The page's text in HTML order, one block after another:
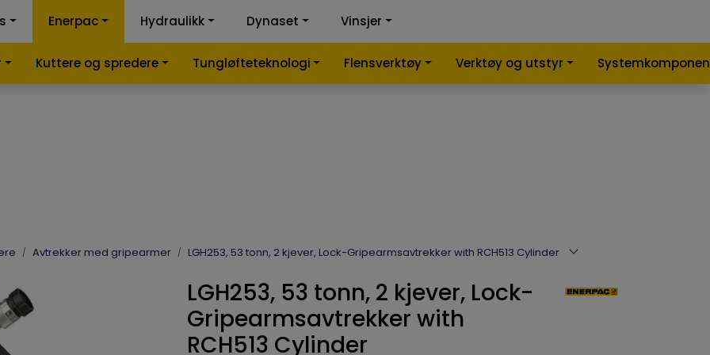
kalkulator Sammenlign
Enerpac
Kuttere og spredere Tungløfteteknologi Flensverktøy Verktøy og utstyr
Hydraulikk Dynaset Vinsjer
Avtrekker med gripearmer LGH253, 53 tonn, 2 kjever, Lock-Gripearmsavtrekker with RCH513 Cylinder
LGH253, 53 tonn, 2 kjever, Lock-
Gripearmsavtrekker with
RCH513 Cylinder